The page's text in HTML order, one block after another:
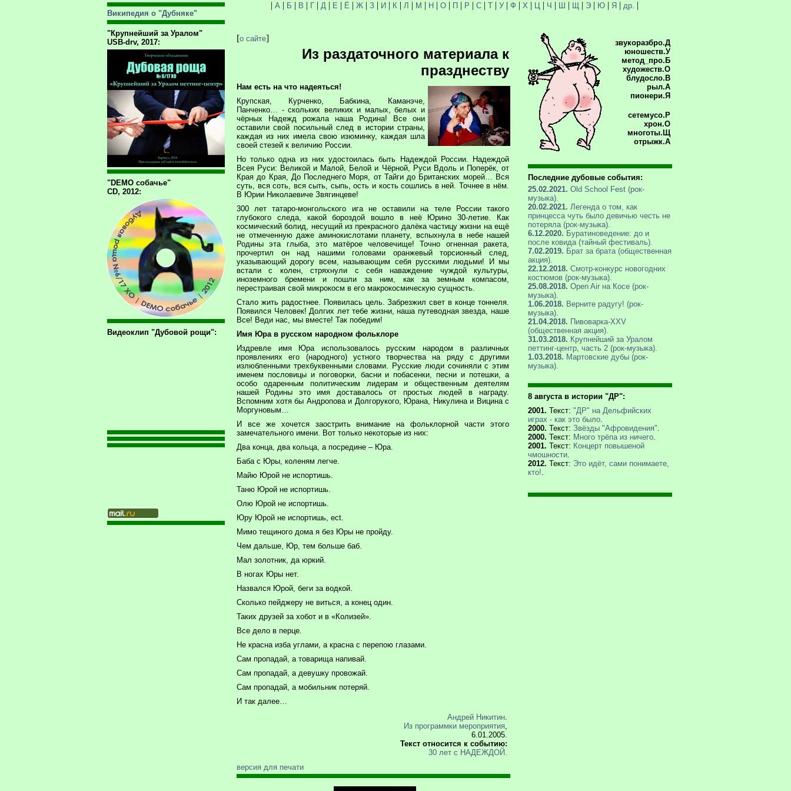
Википедия о "Дубняке"
"Крупнейший за Уралом"
USB-drv, 2017:
"DEMO собачье"
CD, 2012:
Видеоклип "Дубовой рощи":
| А | Б | В | Г| Д | Е | Ё | Ж| З| И| К | Л | М | Н| О| П| Р | С| Т| У| Ф | Х | Ц | Ч | Ш | Щ | Э| Ю| Я| др. |
[о сайте]
Из раздаточного материала к
празднеству
Нам есть на что надеяться!
Крупская, Курченко, Бабкина, Каманэче,
Панченко… - скольких великих и малых, белых и
чёрных Надежд рожала наша Родина! Все они
оставили свой посильный след в истории страны,
каждая из них имела свою изюминку, каждая шла
своей стезей к величию России.
Но только одна из них удостоилась быть Надеждой России. Надеждой
Всея Руси: Великой и Малой, Белой и Чёрной, Руси Вдоль и Поперёк, от
Края до Края, До Последнего Моря, от Тайги до Британских морей… Вся
суть, вся соть, вся сыть, сыпь, ость и кость сошлись в ней. Точнее в нём.
В Юрии Николаевиче Звягинцеве!
300 лет татаро-монгольского ига не оставили на теле России такого
глубокого следа, какой бороздой вошло в неё Юрино 30-летие. Как
космический болид, несущий из прекрасного далёка частицу жизни на ещё
не отмеченную даже аминокислотами планету, вспыхнула в небе нашей
Родины эта глыба, это матёрое человечище! Точно огненная ракета,
прочертил он над нашими головами оранжевый торсионный след,
указывающий дорогу всем, называющим себя русскими людьми! И мы
встали с колен, стряхнули с себя наваждение чуждой культуры,
иноземного бремени и пошли за ним, как за земным компасом,
перестраивая свой микрокосм в его макрокосмическую сущность.
Стало жить радостнее. Появилась цель. Забрезжил свет в конце тоннеля.
Появился Человек! Долгих лет тебе жизни, наша путеводная звезда, наше
Все! Веди нас, мы вместе! Так победим!
Имя Юра в русском народном фольклоре
Издревле имя Юра использовалось русским народом в различных
проявлениях его (народного) устного творчества на ряду с другими
излюбленными трехбуквенными словами. Русские люди сочиняли с этим
именем пословицы и поговорки, басни и побасенки, песни и потешки, а
особо одаренным политическим лидерам и общественным деятелям
нашей Родины это имя доставалось от простых людей в награду.
Вспомним хотя бы Андропова и Долгорукого, Юрана, Никулина и Вицина с
Моргуновым…
И все же хочется заострить внимание на фольклорной части этого
замечательного имени. Вот только некоторые из них:
Два конца, два кольца, а посредине – Юра.
Баба с Юры, коленям легче.
Майю Юрой не испортишь.
Таню Юрой не испортишь.
Олю Юрой не испортишь.
Юру Юрой не испортишь, ect.
Мимо тещиного дома я без Юры не пройду.
Чем дальше, Юр, тем больше баб.
Мал золотник, да юркий.
В ногах Юры нет.
Назвался Юрой, беги за водкой.
Сколько пейджеру не виться, а конец один.
Таких друзей за хобот и в «Колизей».
Все дело в перце.
Не красна изба углами, а красна с перепою глазами.
Сам пропадай, а товарища напивай.
Сам пропадай, а девушку провожай.
Сам пропадай, а мобильник потеряй.
И так далее…
Андрей Никитин.
Из программки мероприятия,
6.01.2005.
Текст относится к событию:
30 лет с НАДЕЖДОЙ.
версия для печати
звукоразбро.Д
юношеств.У
метод_про.Б
художеств.О
блудосло.В
рыл.А
пионери.Я
сетемусо.Р
хрон.О
многоты.Щ
отрыжк.А
Последние дубовые события:
25.02.2021. Old School Fest (рок-
музыка).
20.02.2021. Легенда о том, как
принцесса чуть было девичью честь не
потеряла (рок-музыка).
6.12.2020. Буратиноведение: до и
после ковида (тайный фестиваль).
7.02.2019. Брат за брата (общественная
акция).
22.12.2018. Смотр-конкурс новогодних
костюмов (рок-музыка).
25.08.2018. Open Air на Косе (рок-
музыка).
1.06.2018. Верните радугу! (рок-
музыка).
21.04.2018. Пивоварка-XXV
(общественная акция).
31.03.2018. Крупнейший за Уралом
петтинг-центр, часть 2 (рок-музыка).
1.03.2018. Мартовские дубы (рок-
музыка).
8 августа в истории "ДР":
2001. Текст: "ДР" на Дельфийских
играх - как это было.
2000. Текст: Звёзды "Афровидения".
2000. Текст: Много трёпа из ничего.
2001. Текст: Концерт повышеной
чмошности.
2012. Текст: Это идёт, сами понимаете,
кто!.